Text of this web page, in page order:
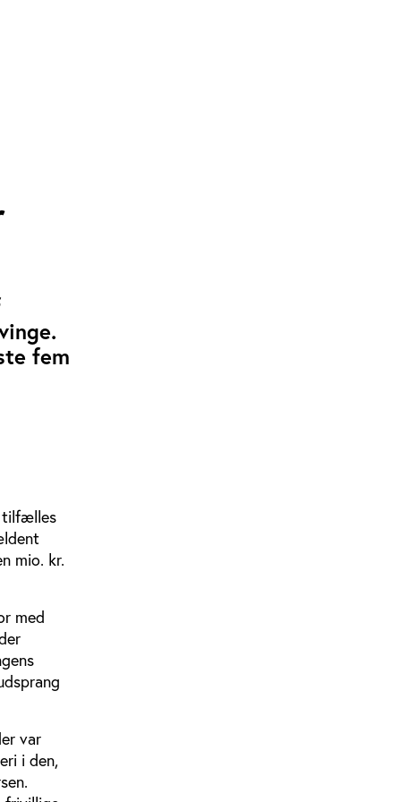
fem
tilfælles
mio. kr.
med
var
i den,